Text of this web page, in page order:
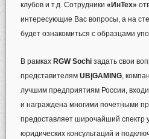
клубов и т.д. Сотрудники «ИнТех»
интересующие Вас вопросы, а на
будет ознакомиться с образцами
В рамках RGW Sochiзадать свои
представителям UB|GAMING,
лучшим предприятиям России,
и награждена многими почетными
предоставляет широчайший спектр
юридических консультаций и